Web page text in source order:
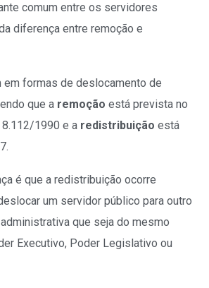
comum entre os servidores
diferença entre remoção e
formas de deslocamento de
que a remoção está prevista no
8.112/1990 e a redistribuição está
é que a redistribuição ocorre
um servidor público para outro
que seja do mesmo
Executivo, Poder Legislativo ou